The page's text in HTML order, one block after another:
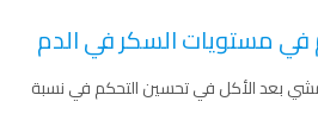
مستويات السكر في الدم
بعد الأكل في تحسين التحكم في نسبة